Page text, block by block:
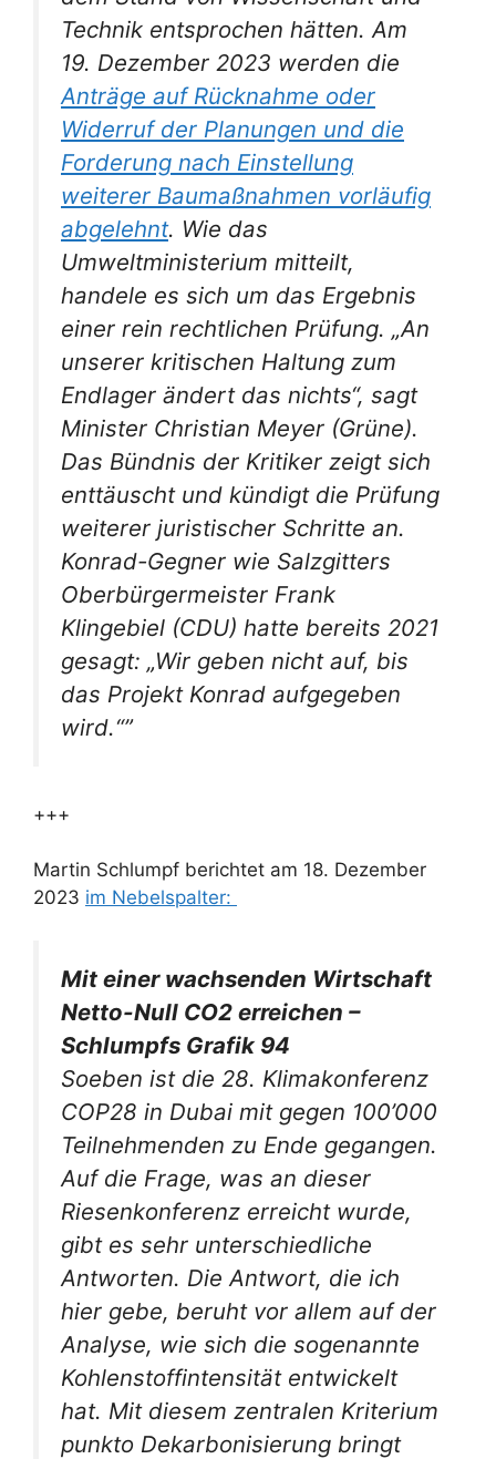
Technik entsprochen hätten. Am
19. Dezember 2023 werden die
Anträge auf Rücknahme oder
Widerruf der Planungen und die
Forderung nach Einstellung
weiterer Baumaßnahmen vorläufig
abgelehnt. Wie das
Umweltministerium mitteilt,
handele es sich um das Ergebnis
einer rein rechtlichen Prüfung. „An
unserer kritischen Haltung zum
Endlager ändert das nichts“, sagt
Minister Christian Meyer (Grüne).
Das Bündnis der Kritiker zeigt sich
enttäuscht und kündigt die Prüfung
weiterer juristischer Schritte an.
Konrad-Gegner wie Salzgitters
Oberbürgermeister Frank
Klingebiel (CDU) hatte bereits 2021
gesagt: „Wir geben nicht auf, bis
das Projekt Konrad aufgegeben
wird.“”
+++
Martin Schlumpf berichtet am 18. Dezember
2023 im Nebelspalter:
Mit einer wachsenden Wirtschaft
Netto-Null CO2 erreichen –
Schlumpfs Grafik 94
Soeben ist die 28. Klimakonferenz
COP28 in Dubai mit gegen 100’000
Teilnehmenden zu Ende gegangen.
Auf die Frage, was an dieser
Riesenkonferenz erreicht wurde,
gibt es sehr unterschiedliche
Antworten. Die Antwort, die ich
hier gebe, beruht vor allem auf der
Analyse, wie sich die sogenannte
Kohlenstoffintensität entwickelt
hat. Mit diesem zentralen Kriterium
punkto Dekarbonisierung bringt